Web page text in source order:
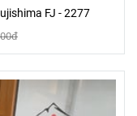
FJ - 2277